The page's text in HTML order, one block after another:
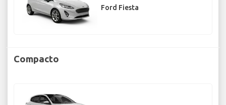
Ford Fiesta
Compacto